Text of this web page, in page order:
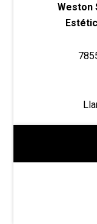
Weston